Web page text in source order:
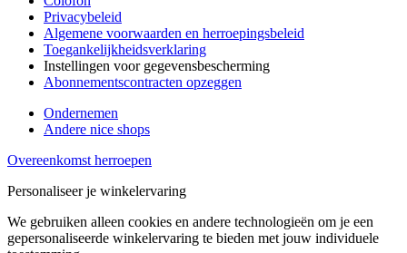
Privacybeleid
Algemene voorwaarden en herroepingsbeleid
Toegankelijkheidsverklaring
Instellingen voor gegevensbescherming
Abonnementscontracten opzeggen
Ondernemen
Andere nice shops
Overeenkomst herroepen
Personaliseer je winkelervaring
We gebruiken alleen cookies en andere technologieën om je een
gepersonaliseerde winkelervaring te bieden met jouw individuele